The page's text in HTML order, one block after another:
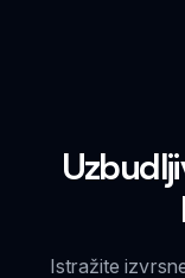
Istražite